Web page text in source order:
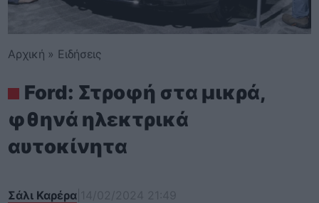
Αρχική » Ειδήσεις
Ford: Στροφή στα μικρά,
φθηνά ηλεκτρικά
αυτοκίνητα
Σάλι Καρέρα